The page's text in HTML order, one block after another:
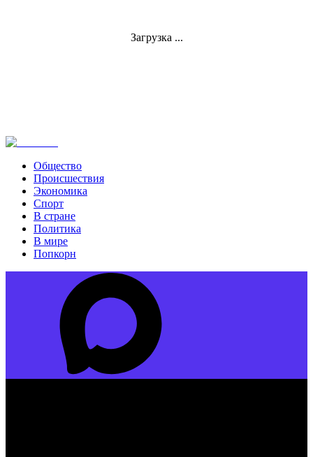
Загрузка ...
Общество
Происшествия
Экономика
Спорт
В стране
Политика
В мире
Попкорн